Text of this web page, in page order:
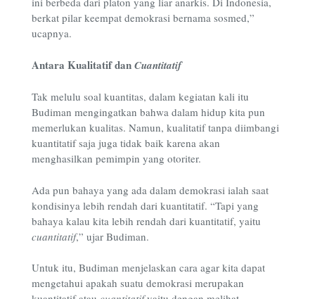
berkat pilar keempat demokrasi bernama sosmed,”
ucapnya.
Antara Kualitatif danCuantitatif
Tak melulu soal kuantitas, dalam kegiatan kali itu
Budiman mengingatkan bahwa dalam hidup kita pun
memerlukan kualitas. Namun, kualitatif tanpa diimbangi
kuantitatif saja juga tidak baik karena akan
menghasilkan pemimpin yang otoriter.
Ada pun bahaya yang ada dalam demokrasi ialah saat
kondisinya lebih rendah dari kuantitatif. “Tapi yang
bahaya kalau kita lebih rendah dari kuantitatif, yaitu
cuantitatif,” ujar Budiman.
Untuk itu, Budiman menjelaskan cara agar kita dapat
mengetahui apakah suatu demokrasi merupakan